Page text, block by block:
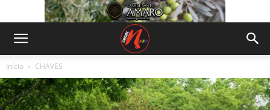
Início CHAVES